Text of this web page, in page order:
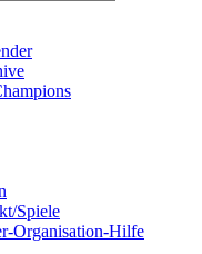
Spiele
Organisation-Hilfe